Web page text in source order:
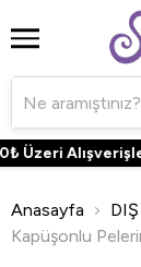
Anasayfa
Kapüşonlu